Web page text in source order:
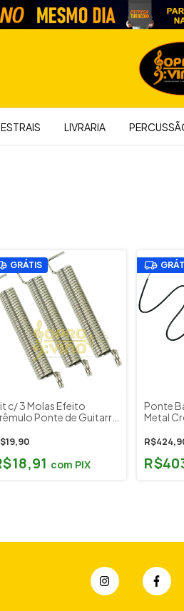
LIVRARIA
GRÁTIS
c/ 3 Molas Efeito
Ponte de Guitarra
com PIX
Ponte
Metal